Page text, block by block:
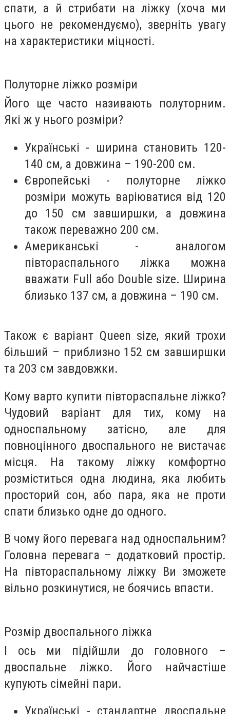
спати, а й стрибати на ліжку (хоча ми
цього не рекомендуємо), зверніть увагу
на характеристики міцності.
Полуторне ліжко розміри
Його ще часто називають полуторним.
Які ж у нього розміри?
Українські - ширина становить 120-
140 см, а довжина – 190-200 см.
Європейські - полуторне ліжко
розміри можуть варіюватися від 120
до 150 см завширшки, а довжина
також переважно 200 см.
Американські - аналогом
півтораспального ліжка можна
вважати Full або Double size. Ширина
близько 137 см, а довжина – 190 см.
Також є варіант Queen size, який трохи
більший – приблизно 152 см завширшки
та 203 см завдовжки.
Кому варто купити півтораспальне ліжко?
Чудовий варіант для тих, кому на
односпальному затісно, але для
повноцінного двоспального не вистачає
місця. На такому ліжку комфортно
розміститься одна людина, яка любить
просторий сон, або пара, яка не проти
спати близько одне до одного.
В чому його перевага над односпальним?
Головна перевага – додатковий простір.
На півтораспальному ліжку Ви зможете
вільно розкинутися, не боячись впасти.
Розмір двоспального ліжка
І ось ми підійшли до головного –
двоспальне ліжко. Його найчастіше
купують сімейні пари.
Українські - стандартне двоспальне